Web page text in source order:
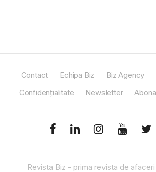
Contact Echipa Biz Biz Agency
Confidențialitate
Newsletter
Revista Biz - prima revista de afaceri